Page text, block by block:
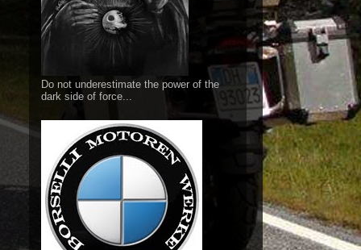
Do not underestimate the power of the
dark side of force...